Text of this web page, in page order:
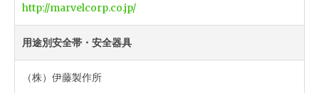
http://marvelcorp.co.jp/
用途別安全帯・安全器具
（株）伊藤製作所